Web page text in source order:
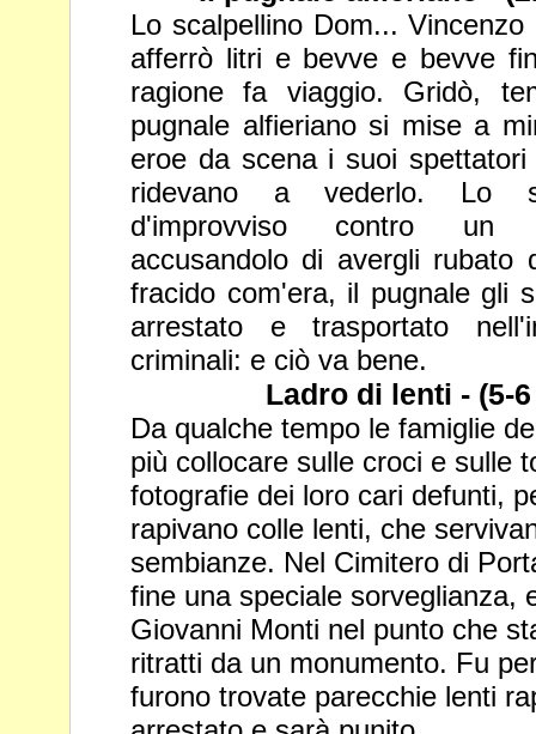
Lo scalpellino Dom...
afferrò litri e bevve e bevve
ragione fa viaggio. Gridò,
pugnale alfieriano si mise a
eroe da scena i suoi
ridevano a vederlo. Lo
d'improvviso contro un
accusandolo di avergli rubato
fracido com'era, il pugnale gli
arrestato e trasportato
criminali: e ciò va bene.
Ladro di lenti - (5-
Da qualche tempo le famiglie
più collocare sulle croci e sulle
fotografie dei loro cari defunti,
rapivano colle lenti, che
sembianze. Nel Cimitero di
fine una speciale sorveglianza,
Giovanni Monti nel punto che
ritratti da un monumento. Fu
furono trovate parecchie lenti